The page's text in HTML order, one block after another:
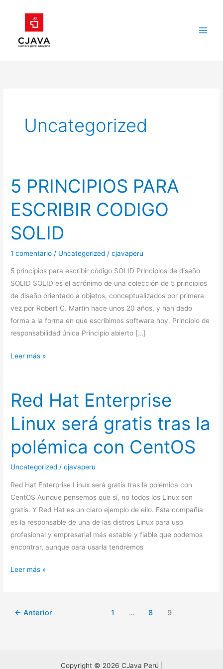
contenido
Uncategorized
5 PRINCIPIOS PARA
ESCRIBIR CODIGO
SOLID
1 comentario / Uncategorized /cjavaperu
5 principios para escribir código SOLID Principios de diseño
SOLID SOLID es el acrónimo de una colección de 5 principios
de diseño orientado a objetos, conceptualizados por primera
vez por Robert C. Martin hace unos 20 años, y han dado
forma a la forma en que escribimos software hoy. Principio de
responsabilidad única Principio abierto […]
5
PRINCIPIOS
PARA
ESCRIBIR
CODIGO
SOLID
Leer más »
Red Hat Enterprise
Linux será gratis tras la
polémica con CentOS
Uncategorized /cjavaperu
Red Hat Enterprise Linux será gratis tras la polémica con
CentOS Aunque pensemos que sí, no todos los Linux son
gratis. Y Red Hat es un claro ejemplo de ello. Esta compañía
es la responsable de una de las distros Linux para uso
profesional y empresarial más estable y fiable que podemos
encontrar, aunque para usarla tendremos
Red
Hat
Enterprise
Linux
será
gratis
tras
la
polémica
con
CentOS
Leer más »
← Anterior 1 … 8 9
Copyright © 2026 CJava Perú |